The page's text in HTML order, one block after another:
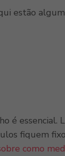
estão
é essencial.
fiquem
como